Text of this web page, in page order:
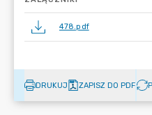
478.pdf
DRUKUJ ZAPISZ DO PDF